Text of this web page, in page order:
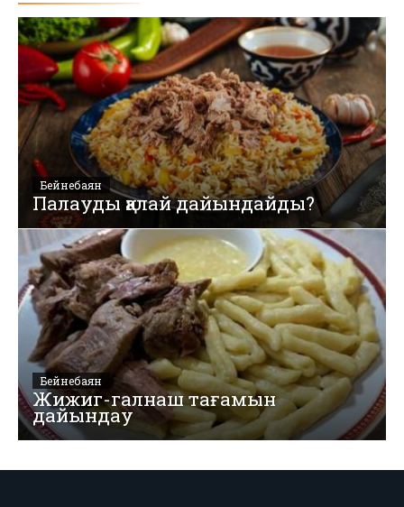
Бейнебаян
Палауды қалай дайындайды?
Бейнебаян
Жижиг-галнаш тағамын
дайындау